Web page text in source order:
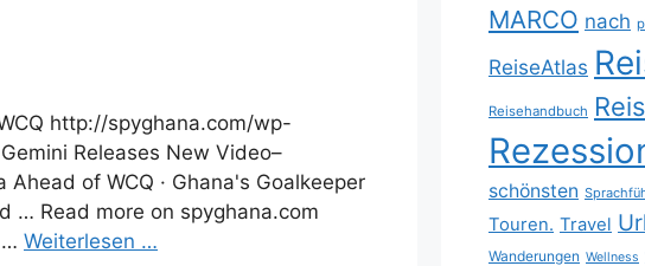
http://spyghana.com/wp-
Releases New Video–
of WCQ · Ghana's Goalkeeper
… Read more on spyghana.com
… Weiterlesen …
MARCO nach
ReiseAtlas
Reisehandbuch
schönsten
Touren. Travel
Wanderungen Wellness